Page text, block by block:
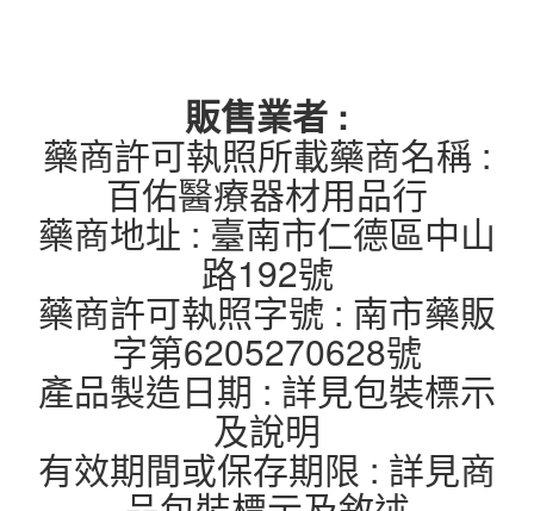
販售業者 :
藥商許可執照所載藥商名稱 :
百佑醫療器材用品行
藥商地址 : 臺南市仁德區中山
路192號
藥商許可執照字號 : 南市藥販
字第6205270628號
產品製造日期 : 詳見包裝標示
及說明
有效期間或保存期限 : 詳見商